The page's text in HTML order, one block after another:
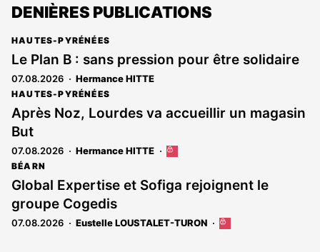
DENIÈRES PUBLICATIONS
HAUTES-PYRÉNÉES
Le Plan B : sans pression pour être solidaire
07.08.2026 Hermance HITTE
HAUTES-PYRÉNÉES
Après Noz, Lourdes va accueillir un magasin
But
07.08.2026 Hermance HITTE
Cet
réservé
abonnés
BÉARN
Global Expertise et Sofiga rejoignent le
groupe Cogedis
07.08.2026 Eustelle LOUSTALET-TURON
Cet